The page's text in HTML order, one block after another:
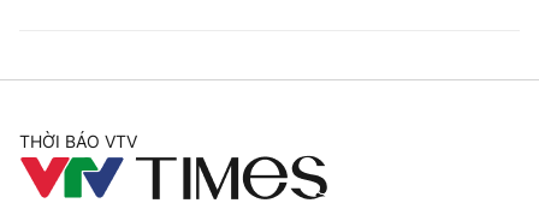
THỜI BÁO VTV